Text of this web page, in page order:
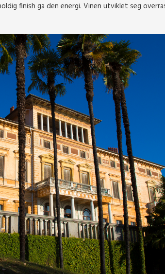
finish ga den energi. Vinen utviklet seg